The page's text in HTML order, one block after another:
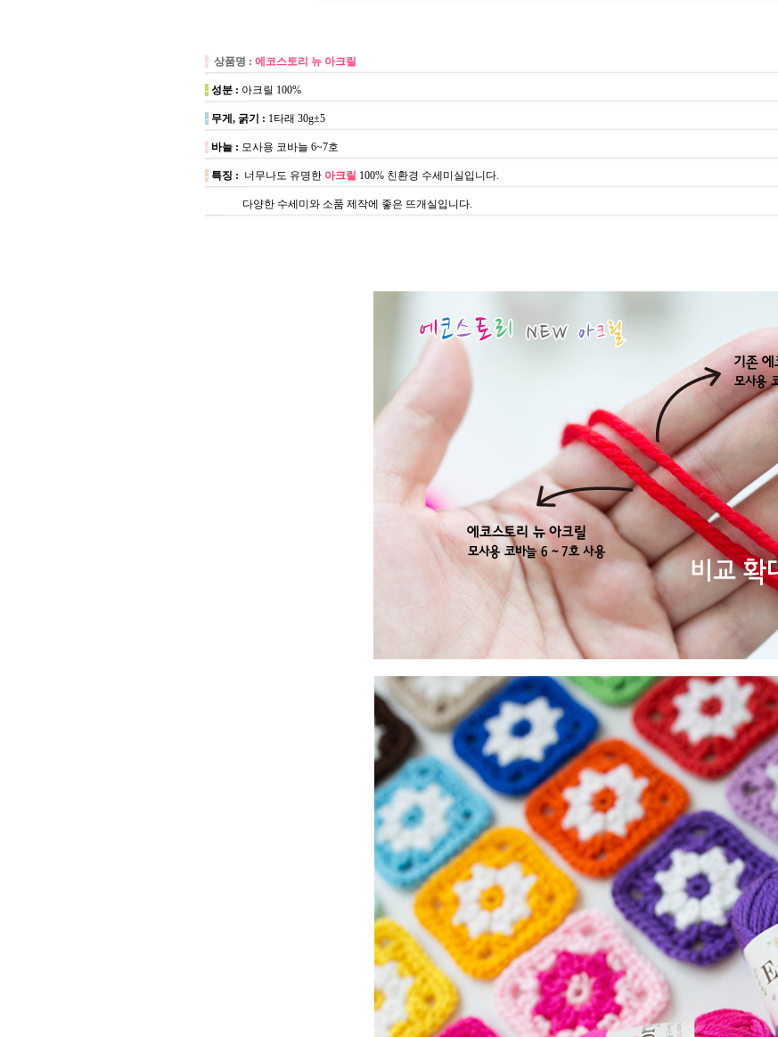
- 상품명 : 에코스토리 뉴 아크릴
- 성분 : 아크릴 100%
- 무게, 굵기 : 1타래 30g±5
- 바늘 : 모사용 코바늘 6~7호
- 특징 : 너무나도 유명한 아크릴 100% 친환경 수세미실입니다.
다양한 수세미와 소품 제작에 좋은 뜨개실입니다.